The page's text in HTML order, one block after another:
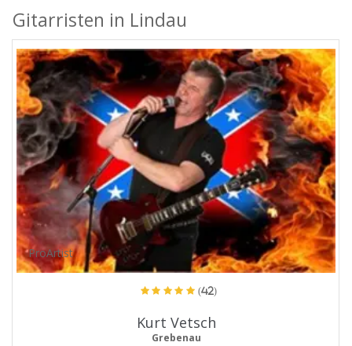
Gitarristen in Lindau
ProArtist
(42)
Kurt Vetsch
Grebenau